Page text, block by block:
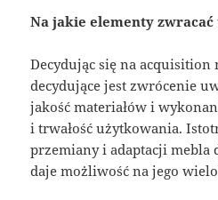
Na jakie elementy
Decydując się na
decydujące jest zwrócenie
jakość materiałów i
i trwałość użytkowania.
przemiany i adaptacji mebla
daje możliwość na jego